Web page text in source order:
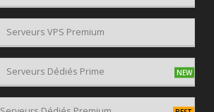
Serveurs VPS Premium
Serveurs Dédiés Prime